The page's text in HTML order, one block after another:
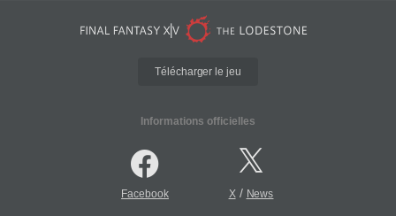
Télécharger le jeu
Informations officielles
Facebook X/ News